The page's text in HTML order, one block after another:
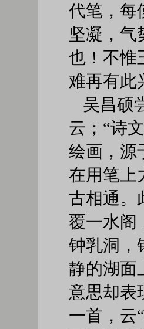
代笔，每
坚凝，气
也！不惟
难再有此
吴昌硕
云；“诗
绘画，源
在用笔上
古相通。
覆一水阁
钟乳洞，
静的湖面
意思却表
一首，云